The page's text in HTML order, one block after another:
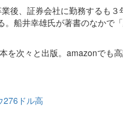
後、証券会社に勤務するも
船井幸雄氏が著書のなかで
次々と出版。amazonでも高
276ドル高